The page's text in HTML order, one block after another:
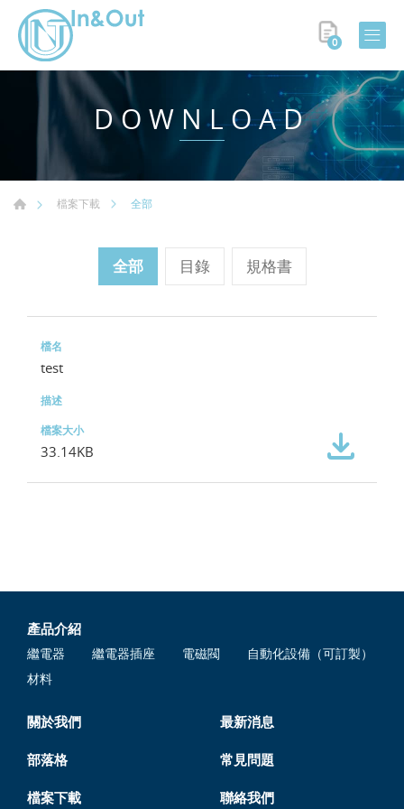
0
DOWNLOAD
檔案下載 全部
全部 目錄 規格書
test
33.14KB
產品介紹
繼電器 繼電器插座 電磁閥
自動化設備（可訂製）
材料
關於我們 最新消息
部落格 常見問題
檔案下載 聯絡我們